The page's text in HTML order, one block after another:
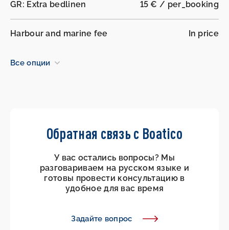
GR: Extra bedlinen 15 € / per_booking
Harbour and marine fee In price
Все опции
Обратная связь с Boatico
У вас остались вопросы? Мы
разговариваем на русском языке и
готовы провести консультацию в
удобное для вас время
Задайте вопрос